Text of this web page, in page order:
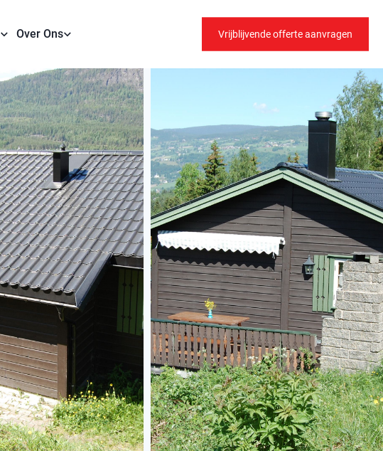
Over Ons Vrijblijvende offerte aanvragen